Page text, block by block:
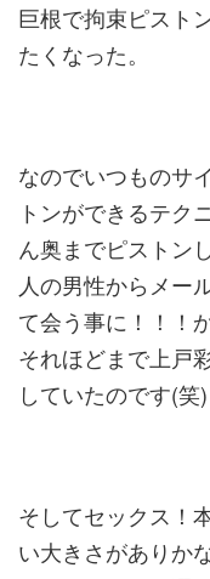
巨根で拘束ピスト
たくなった。
なのでいつものサ
トンができるテク
ん奥までピストン
人の男性からメー
て会う事に！！！
それほどまで上戸
していたのです(笑)
そしてセックス！
い大きさがありか